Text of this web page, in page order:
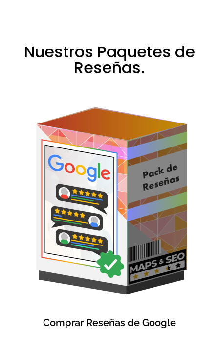
Nuestros Paquetes de
Reseñas.
Comprar Reseñas de Google